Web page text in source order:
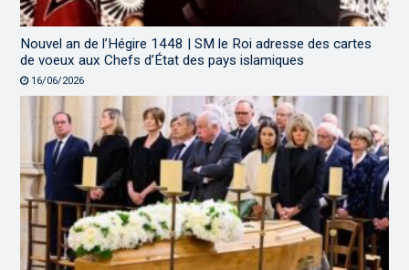
Nouvel an de l’Hégire 1448 | SM le Roi adresse des cartes
de voeux aux Chefs d’État des pays islamiques
16/06/2026